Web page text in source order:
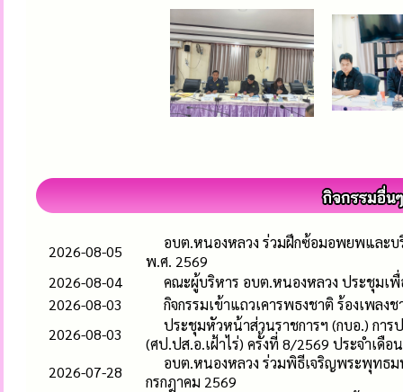
2026-08-05
อบต.หนองหลวง ร่วมฝึกซ้อมอพยพและบ
พ.ศ. 2569
2026-08-04
คณะผู้บริหาร อบต.หนองหลวง ประชุมเพื่
2026-08-03
กิจกรรมเข้าแถวเคารพธงชาติ ร้องเพล
2026-08-03
ประชุมหัวหน้าส่วนราชการฯ (กบอ.) การ
(ศป.ปส.อ.เฝ้าไร่) ครั้งที่ 8/2569 ประจำเดือ
2026-07-28
อบต.หนองหลวง ร่วมพิธีเจริญพระพุทธ
กรกฎาคม 2569